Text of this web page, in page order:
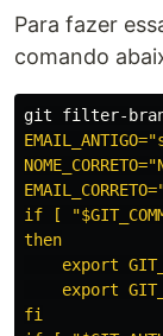
Para fazer
comando
git filter-
if [
then
export
export
fi